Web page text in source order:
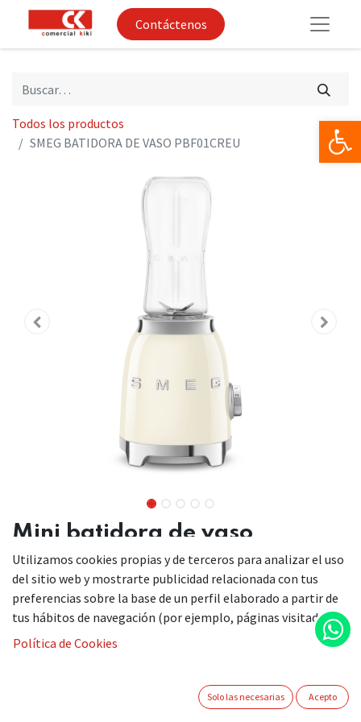
Contáctenos
Todos los productos
SMEG BATIDORA DE VASO PBF01CREU
Mini batidora de vaso
Batidora compacta y práctica, perfecta para preparar
batidos sanos y rápidos, listos para disfrutar al aire libre.
Dos velocidades, para preparaciones rápidas y sencillas.
disfrutar de tus batidos al aire libre.
Utilizamos cookies propias y de terceros para analizar el uso
del sitio web y mostrarte publicidad relacionada con tus
preferencias sobre la base de un perfil elaborado a partir de
tus hábitos de navegación (por ejemplo, páginas visitadas).
Política de Cookies
Solo las necesarias Acepto